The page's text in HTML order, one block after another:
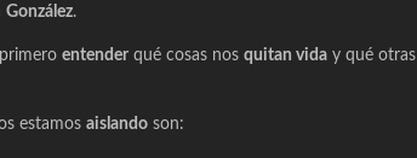
González.
entender qué cosas nos quitan vida y qué otras
estamos aislando son: